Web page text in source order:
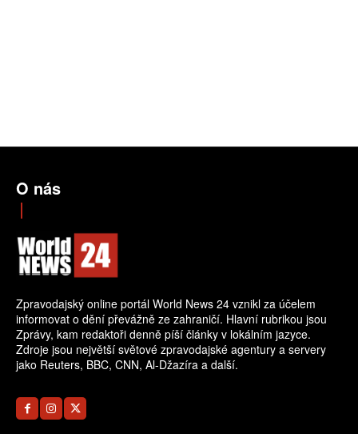
O nás
Zpravodajský online portál World News 24 vznikl za účelem
informovat o dění převážně ze zahraničí. Hlavní rubrikou jsou
Zprávy, kam redaktoři denně píší články v lokálním jazyce.
Zdroje jsou největší světové zpravodajské agentury a servery
jako Reuters, BBC, CNN, Al-Džazíra a další.